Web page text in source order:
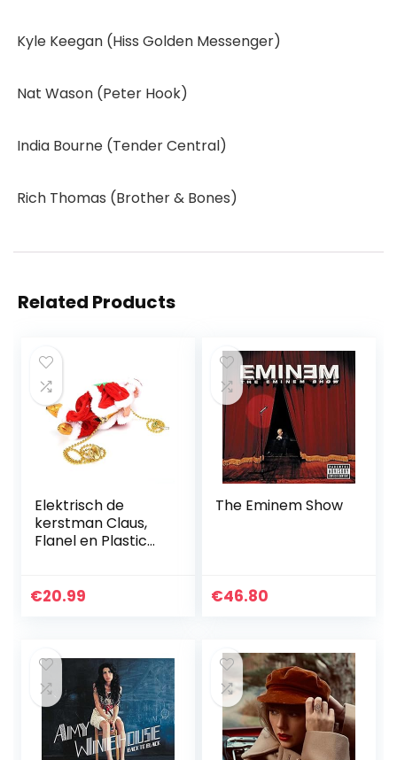
 Kyle Keegan (Hiss Golden Messenger)
 Nat Wason (Peter Hook)
 India Bourne (Tender Central)
 Rich Thomas (Brother & Bones)
Related Products
Elektrisch de
kerstman Claus,
Flanel en Plastic
Ontwerp voor
€20.99
The Eminem Show
€46.80